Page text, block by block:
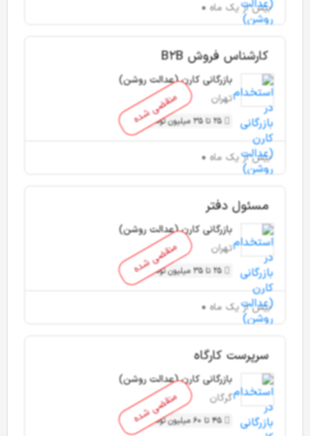
بیش از یک ماه
منقضی شده
کارشناس فروش B2B
بازرگانی کارن (عدالت روشن)
تهران
25 تا 35 میلیون تومان
بیش از یک ماه
منقضی شده
مسئول دفتر
بازرگانی کارن (عدالت روشن)
تهران
25 تا 35 میلیون تومان
بیش از یک ماه
منقضی شده
سرپرست کارگاه
بازرگانی کارن (عدالت روشن)
گرگان
45 تا 60 میلیون تومان